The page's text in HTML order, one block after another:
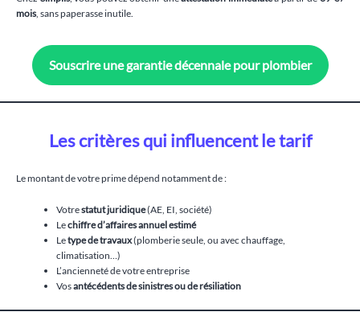
mois , sans paperasse inutile.
Souscrire une garantie décennale pour plombier
Les critères qui influencent le tarif
Le montant de votre prime dépend notamment de :
Votrestatut juridique(AE, EI, société)
Lechiffre d’affaires annuel estimé
Letype de travaux(plomberie seule, ou avec chauffage,
climatisation…)
L’ancienneté de votre entreprise
Vosantécédents de sinistres ou de résiliation